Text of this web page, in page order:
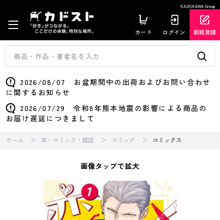
KADOKAWA Group
カート ログイン 新規登録
2026/08/07 お盆期間中の出荷およびお問い合わせ
に関するお知らせ
2026/07/29 令和8年熊本地震の影響による商品の
お届け遅延につきまして
ホーム 本・コミック・雑誌 コミック コミックス
画像タップで拡大